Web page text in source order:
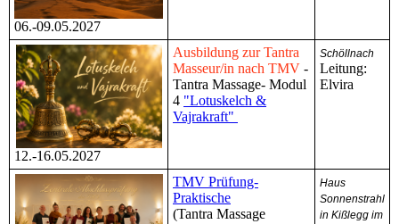
06.-09.05.2027
12.-16.05.2027
Ausbildung zur Tantra
Masseur/in nach TMV -
Tantra Massage- Modul
4 "Lotuskelch &
Vajrakraft"
Schöllnach
Leitung:
Elvira
TMV Prüfung-
Praktische
(Tantra Massage
Haus
Sonnenstrahl
in Kißlegg im